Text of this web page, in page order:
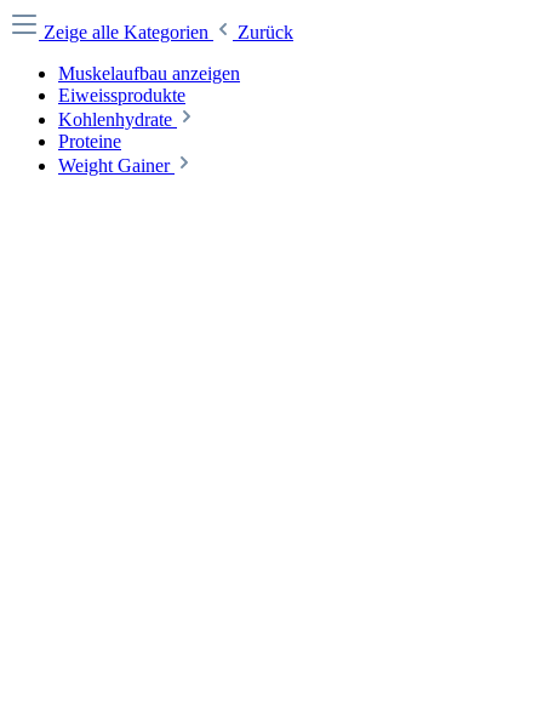
Zeige alle Kategorien
Zurück
Muskelaufbau anzeigen
Eiweissprodukte
Kohlenhydrate
Proteine
Weight Gainer